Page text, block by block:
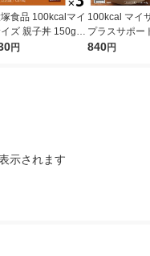
食品 100kcalマイ
ズ 親子丼 150g 3
ロ
円
100kcal マイ
プラスサポー
g 親子丼 1人
840円
示されます